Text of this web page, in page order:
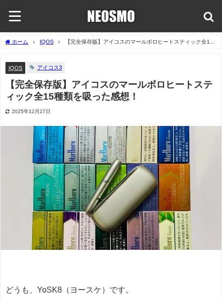
ホーム IQOS
【完全保存版】アイコスのマールボロヒートスティック全15
IQOS アイコス3
【完全保存版】アイコスのマールボロヒートステ
ィック全15種類を吸った感想！
2025年12月27日
どうも、YoSK8（ヨースケ）です。